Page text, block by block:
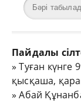
Пайдалы
»Туған күнге
қысқаша,
»Абай